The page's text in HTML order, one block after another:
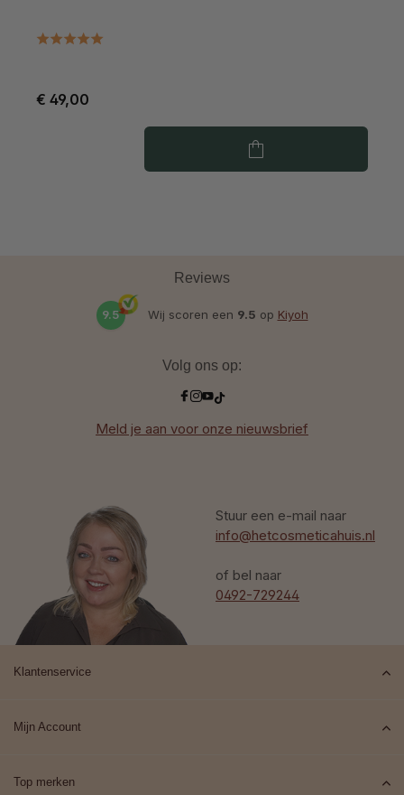
€ 49,00
Stuur een e-mail naar
info@hetcosmeticahuis.nl
of bel naar
0492-729244
Reviews
9.5 Wij scoren een 9.5 op Kiyoh
Volg ons op:
Meld je aan voor onze nieuwsbrief
Klantenservice
Mijn Account
Top merken